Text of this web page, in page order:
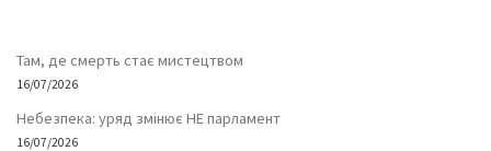
Там, де смерть стає мистецтвом
16/07/2026
Небезпека: уряд змінює НЕ парламент
16/07/2026